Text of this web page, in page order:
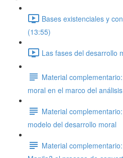
Bases existenciales y
(13:55)
Las fases del desarrollo
Material
moral en el marco del
Material
modelo del desarrollo moral
Material